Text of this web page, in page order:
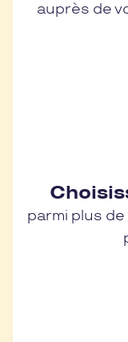
auprès de
parmi plus